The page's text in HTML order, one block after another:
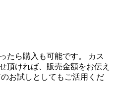
たら購入も可能です。 カス
頂ければ、販売金額をお伝え
お試しとしてもご活用くだ